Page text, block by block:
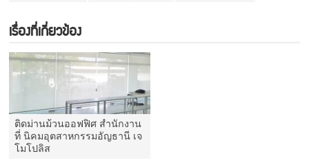
เรื่องที่เกี่ยวข้อง
ติดม่านม้วนออฟฟิศ สำนักงาน
ที่ นิคมอุตสาหกรรมอัญธานี เจ
โมโปลิส